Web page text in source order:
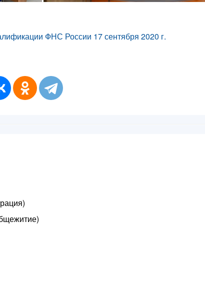
ФНС России 17 сентября 2020 г.